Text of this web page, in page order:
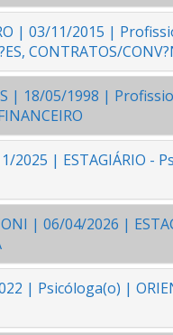
| 03/11/2015 |
CONTRATOS/
| 18/05/1998 |
| ESTAGIÁRIO -
| 06/04/2026 |
| Psicóloga(o) |